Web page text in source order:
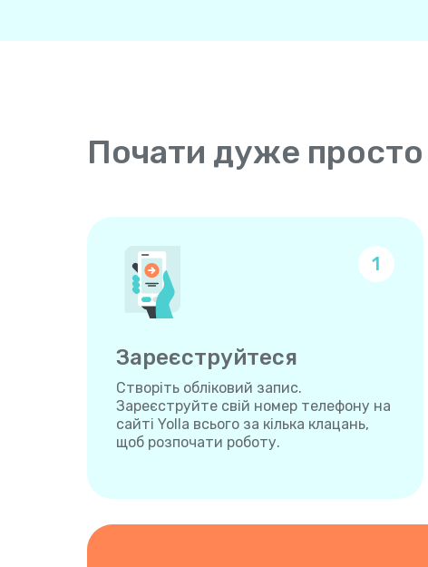
Почати дуже просто
1
Зареєструйтеся
Створіть обліковий запис.
Зареєструйте свій номер телефону на
сайті Yolla всього за кілька клацань,
щоб розпочати роботу.